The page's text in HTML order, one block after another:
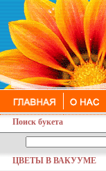
Поиск букета
ЦВЕТЫ В ВАКУУМЕ